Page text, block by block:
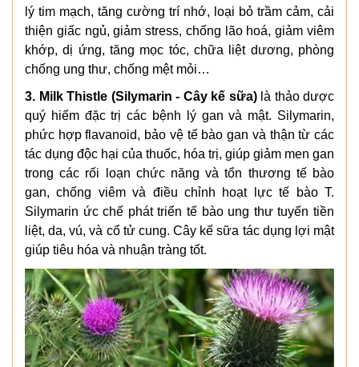
lý tim mạch, tăng cường trí nhớ, loại bỏ trầm cảm, cải
thiện giấc ngủ, giảm stress, chống lão hoá, giảm viêm
khớp, dị ứng, tăng mọc tóc, chữa liệt dương, phòng
chống ung thư, chống mệt mỏi…
3. Milk Thistle (Silymarin - Cây kế sữa)là thảo dược
quý hiếm đặc trị các bệnh lý gan và mật. Silymarin,
phức hợp flavanoid, bảo vệ tế bào gan và thận từ các
tác dụng độc hại của thuốc, hóa trị, giúp giảm men gan
trong các rối loạn chức năng và tổn thương tế bào
gan, chống viêm và điều chỉnh hoạt lực tế bào T.
Silymarin ức chế phát triển tế bào ung thư tuyến tiền
liệt, da, vú, và cổ tử cung. Cây kế sữa tác dụng lợi mật
giúp tiêu hóa và nhuận tràng tốt.